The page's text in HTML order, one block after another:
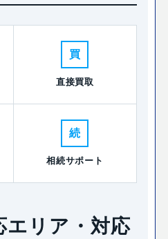
買
直接買取
続
相続サポート
エリア・対応